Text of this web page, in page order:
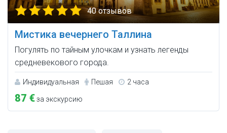
40 отзывов
Мистика вечернего Таллина
Погулять по тайным улочкам и узнать легенды
средневекового города.
Индивидуальная Пешая 2 часа
87 €за экскурсию